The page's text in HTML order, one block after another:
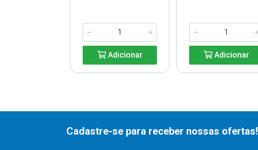
Adicionar Adicionar
Cadastre-se para receber nossas ofertas!